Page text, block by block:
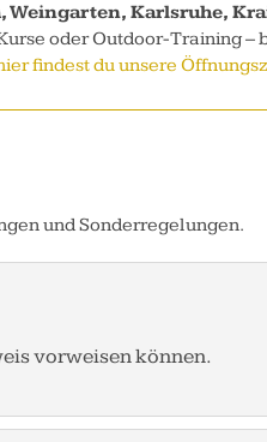
Karlsruhe,
oder Outdoor-Training
findest du unsere
und Sonderregelungen.
vorweisen können.